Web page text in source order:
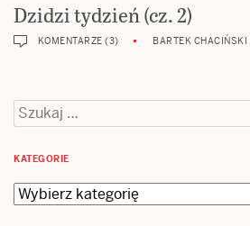
Dzidzi tydzień (cz. 2)
KOMENTARZE (3) BARTEK CHACIŃSKI
Szukaj:
KATEGORIE
Kategorie